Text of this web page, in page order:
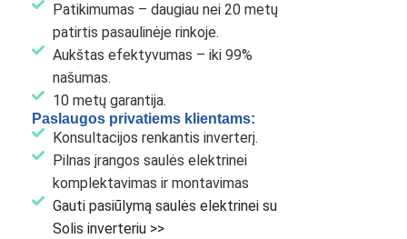
Patikimumas – daugiau nei 20 metų
patirtis pasaulinėje rinkoje.
Aukštas efektyvumas – iki 99%
našumas.
10 metų garantija.
Paslaugos privatiems klientams:
Konsultacijos renkantis inverterį.
Pilnas įrangos saulės elektrinei
komplektavimas ir montavimas
Gauti pasiūlymą saulės elektrinei su
Solis inverteriu >>